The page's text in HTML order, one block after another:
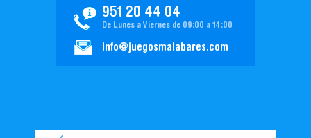
951 20 44 04
De Lunes a Viernes de 09:00 a 14:00
info@juegosmalabares.com